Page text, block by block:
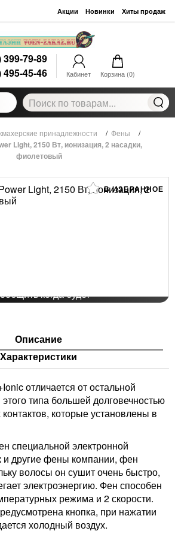
Акции Новинки Хиты продаж
399-79-89
495-45-46
Кабинет Корзина (0)
принадлежности / Фены /
Light, 2150 Вт, ионизация, 2 насадки,
фиолетовый
В ИЗБРАННОЕ
Light, 2150 Вт, ионизация,
когда будет
Описание
Характеристики
отличается от остальной
типа большей долговечностью
которые установлены в
специальной электронной
и другие фены компании, фен
волосы он сушит очень быстро,
электроэнергию. Фен способен
режима и 2 скорости.
кнопка, при нажатии
холодный воздух.